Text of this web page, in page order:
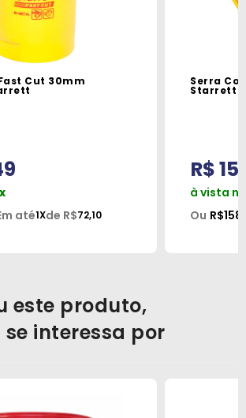
Cut 30mm
até1Xde R$72,10
Serra
Starrett
R$
à vista
Ou
este produto,
interessa por